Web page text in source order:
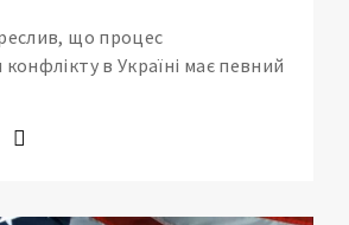
що процес
в Україні має певний